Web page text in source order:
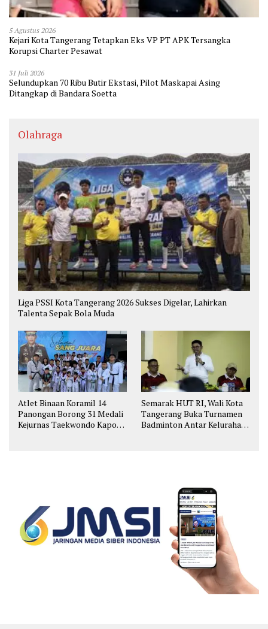
5 Agustus 2026
Kejari Kota Tangerang Tetapkan Eks VP PT APK Tersangka
Korupsi Charter Pesawat
31 Juli 2026
Selundupkan 70 Ribu Butir Ekstasi, Pilot Maskapai Asing
Ditangkap di Bandara Soetta
Olahraga
Liga PSSI Kota Tangerang 2026 Sukses Digelar, Lahirkan
Talenta Sepak Bola Muda
Atlet Binaan Koramil 14
Panongan Borong 31 Medali
Kejurnas Taekwondo Kapolri
Semarak HUT RI, Wali Kota
Tangerang Buka Turnamen
Badminton Antar Kelurahan